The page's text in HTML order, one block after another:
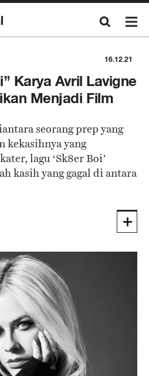
16.12.21
Karya Avril Lavigne
Menjadi Film
seorang prep yang
kekasihnya yang
lagu ‘Sk8er Boi’
kasih yang gagal di antara